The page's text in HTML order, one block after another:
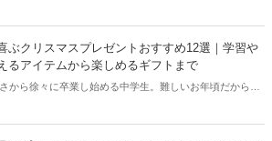
を豊富に集めました。気になる平均相場は3,000円前後か
まで幅広く、おしゃれ小物やファッションアイテムが人
。相手の好みに合わせて選んでくださいね！
ぶクリスマスプレゼントおすすめ12選｜学習や
るアイテムから楽しめるギフトまで
から徐々に卒業し始める中学生。難しいお年頃だからこ
イテムから通学や学校生活で使ってもらえそうな機能的